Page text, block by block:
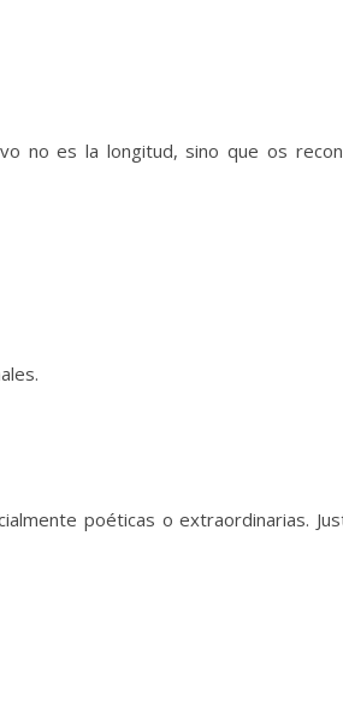
no es la longitud, sino que os
poéticas o extraordinarias.